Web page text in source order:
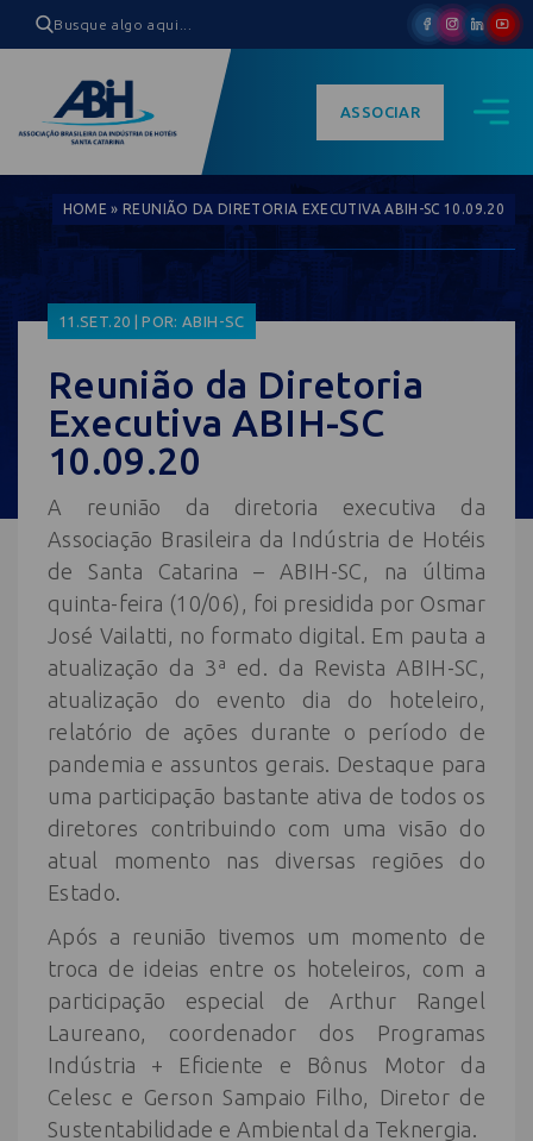
ASSOCIAR
HOME »REUNIÃO DA DIRETORIA EXECUTIVA ABIH-SC 10.09.20
11.SET.20 | POR: ABIH-SC
Reunião da Diretoria
Executiva ABIH-SC
10.09.20
A reunião da diretoria executiva da
Associação Brasileira da Indústria de Hotéis
de Santa Catarina – ABIH-SC, na última
quinta-feira (10/06), foi presidida por Osmar
José Vailatti, no formato digital. Em pauta a
atualização da 3ª ed. da Revista ABIH-SC,
atualização do evento dia do hoteleiro,
relatório de ações durante o período de
pandemia e assuntos gerais. Destaque para
uma participação bastante ativa de todos os
diretores contribuindo com uma visão do
atual momento nas diversas regiões do
Estado.
Após a reunião tivemos um momento de
troca de ideias entre os hoteleiros, com a
participação especial de Arthur Rangel
Laureano, coordenador dos Programas
Indústria + Eficiente e Bônus Motor da
Celesc e Gerson Sampaio Filho, Diretor de
Sustentabilidade e Ambiental da Teknergia.